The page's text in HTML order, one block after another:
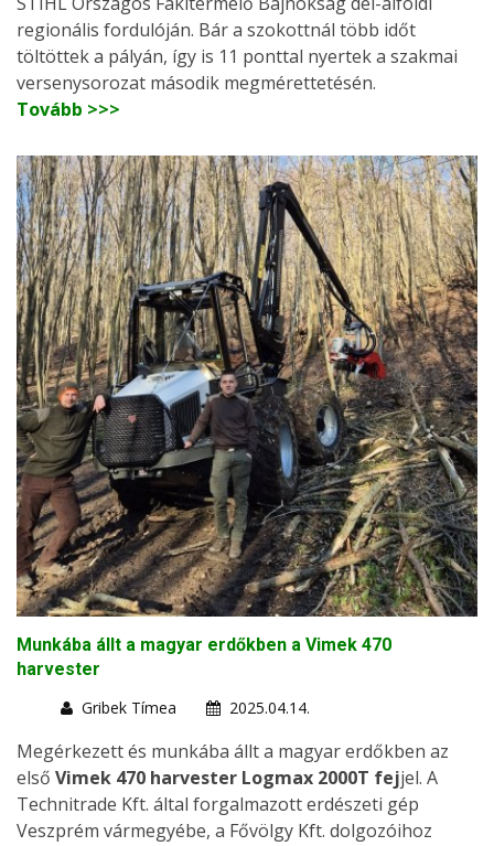
regionális fordulóján. Bár a szokottnál több időt
töltöttek a pályán, így is 11 ponttal nyertek a szakmai
versenysorozat második megmérettetésén.
Tovább >>>
Munkába állt a magyar erdőkben a Vimek 470
harvester
Gribek Tímea
2025.04.14.
Megérkezett és munkába állt a magyar erdőkben az
első Vimek 470 harvester Logmax 2000T fejjel. A
Technitrade Kft. által forgalmazott erdészeti gép
Veszprém vármegyébe, a Fővölgy Kft. dolgozóihoz